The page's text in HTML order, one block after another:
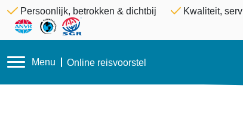
Persoonlijk, betrokken & dichtbij Kwaliteit,
Menu Online reisvoorstel